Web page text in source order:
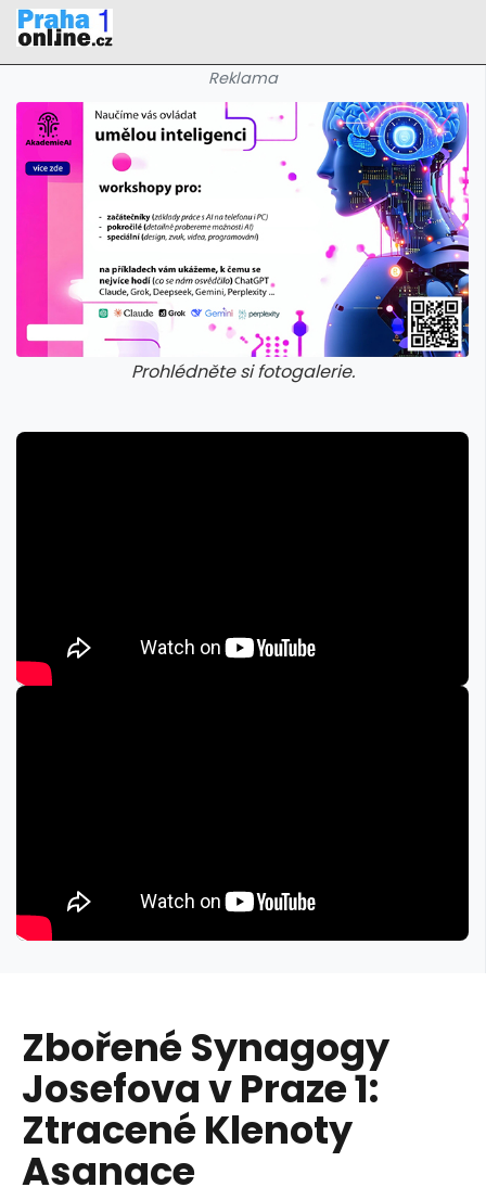
Reklama
Prohlédněte si fotogalerie.
Zbořené Synagogy
Josefova v Praze 1:
Ztracené Klenoty
Asanace